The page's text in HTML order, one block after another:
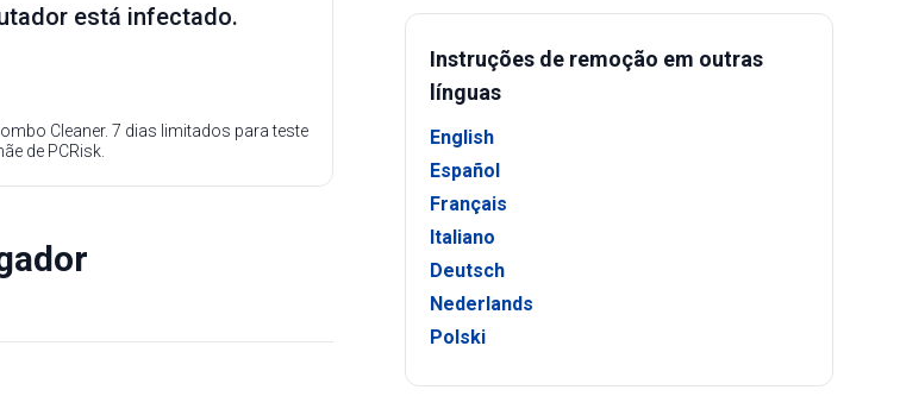
está infectado.
Cleaner. 7 dias limitados para teste
de PCRisk.
Instruções de remoção em outras
línguas
English
Español
Français
Italiano
Deutsch
Nederlands
Polski